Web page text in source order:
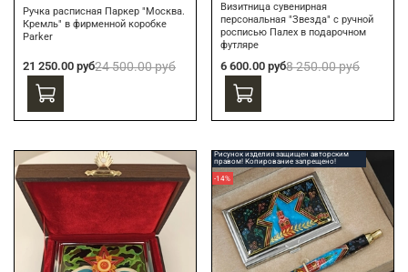
Ручка расписная Паркер "Москва.
Кремль" в фирменной коробке
Parker
21 250.00 руб24 500.00 руб
Визитница сувенирная
персональная "Звезда" с ручной
росписью Палех в подарочном
футляре
6 600.00 руб8 250.00 руб
Рисунок изделия защищен авторским
правом! Копирование запрещено!
-14%